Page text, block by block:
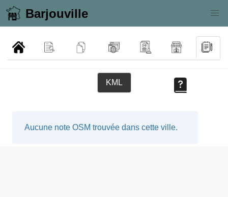
Barjouville
KML
Aucune note OSM trouvée dans cette ville.